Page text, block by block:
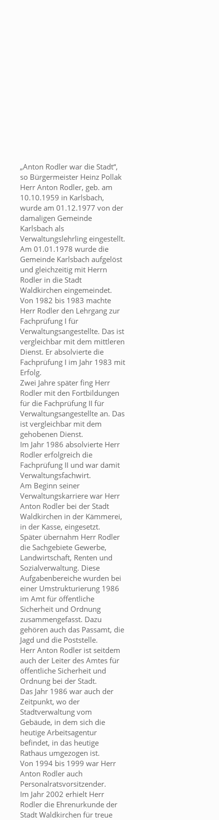
„Anton Rodler war die Stadt“,
so Bürgermeister Heinz Pollak
Herr Anton Rodler, geb. am
10.10.1959 in Karlsbach,
wurde am 01.12.1977 von der
damaligen Gemeinde
Karlsbach als
Verwaltungslehrling eingestellt.
Am 01.01.1978 wurde die
Gemeinde Karlsbach aufgelöst
und gleichzeitig mit Herrn
Rodler in die Stadt
Waldkirchen eingemeindet.
Von 1982 bis 1983 machte
Herr Rodler den Lehrgang zur
Fachprüfung I für
Verwaltungsangestellte. Das ist
vergleichbar mit dem mittleren
Dienst. Er absolvierte die
Fachprüfung I im Jahr 1983 mit
Erfolg.
Zwei Jahre später fing Herr
Rodler mit den Fortbildungen
für die Fachprüfung II für
Verwaltungsangestellte an. Das
ist vergleichbar mit dem
gehobenen Dienst.
Im Jahr 1986 absolvierte Herr
Rodler erfolgreich die
Fachprüfung II und war damit
Verwaltungsfachwirt.
Am Beginn seiner
Verwaltungskarriere war Herr
Anton Rodler bei der Stadt
Waldkirchen in der Kämmerei,
in der Kasse, eingesetzt.
Später übernahm Herr Rodler
die Sachgebiete Gewerbe,
Landwirtschaft, Renten und
Sozialverwaltung. Diese
Aufgabenbereiche wurden bei
einer Umstrukturierung 1986
im Amt für öffentliche
Sicherheit und Ordnung
zusammengefasst. Dazu
gehören auch das Passamt, die
Jagd und die Poststelle.
Herr Anton Rodler ist seitdem
auch der Leiter des Amtes für
öffentliche Sicherheit und
Ordnung bei der Stadt.
Das Jahr 1986 war auch der
Zeitpunkt, wo der
Stadtverwaltung vom
Gebäude, in dem sich die
heutige Arbeitsagentur
befindet, in das heutige
Rathaus umgezogen ist.
Von 1994 bis 1999 war Herr
Anton Rodler auch
Personalratsvorsitzender.
Im Jahr 2002 erhielt Herr
Rodler die Ehrenurkunde der
Stadt Waldkirchen für treue